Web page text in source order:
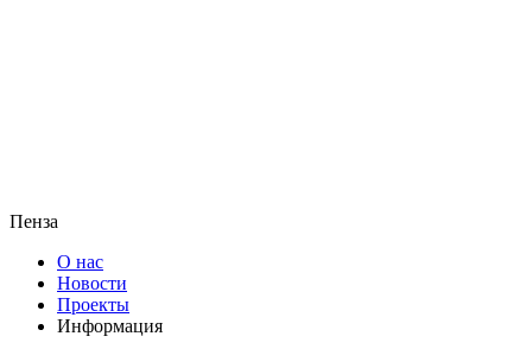
Пенза
О нас
Новости
Проекты
Информация